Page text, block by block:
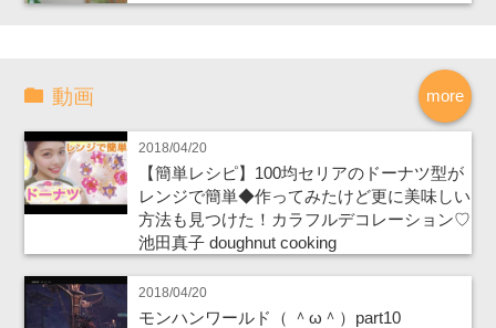
more
動画
2018/04/20
【簡単レシピ】100均セリアのドーナツ型が
レンジで簡単◆作ってみたけど更に美味しい
方法も見つけた！カラフルデコレーション♡
池田真子 doughnut cooking
2018/04/20
モンハンワールド（ ＾ω＾）part10